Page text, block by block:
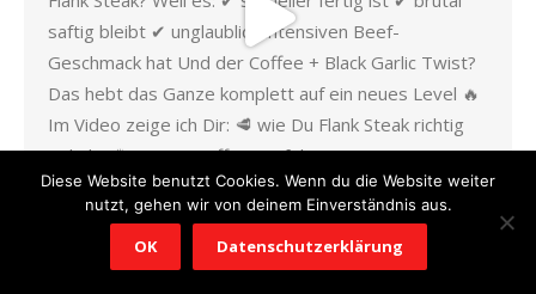
Diese Website benutzt Cookies. Wenn du die Website weiter
nutzt, gehen wir von deinem Einverständnis aus.
OK Datenschutzerklärung